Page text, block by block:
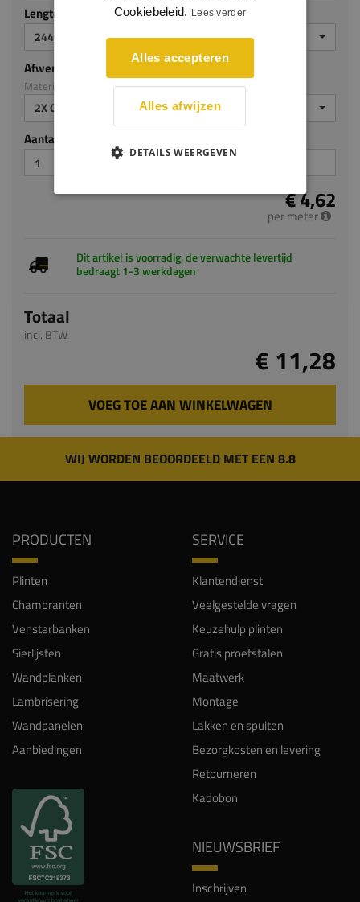
Lengte (mm)
2440 MM
Afwerking
Materiaal: MDF v313
2X GEGROND
Aantal stuks
€ 4,62
per meter
Dit artikel is voorradig, de verwachte levertijd
bedraagt 1-3 werkdagen
Totaal
incl. BTW
€ 11,28
VOEG TOE AAN WINKELWAGEN
WIJ WORDEN BEOORDEELD MET EEN 8.8
PRODUCTEN
Plinten
Chambranten
Vensterbanken
Sierlijsten
Wandplanken
Lambrisering
Wandpanelen
Aanbiedingen
SERVICE
Klantendienst
Veelgestelde vragen
Keuzehulp plinten
Gratis proefstalen
Maatwerk
Montage
Lakken en spuiten
Bezorgkosten en levering
Retourneren
Kadobon
NIEUWSBRIEF
Inschrijven
Cookiebeleid. Lees verder
Alles accepteren
Alles afwijzen
DETAILS WEERGEVEN